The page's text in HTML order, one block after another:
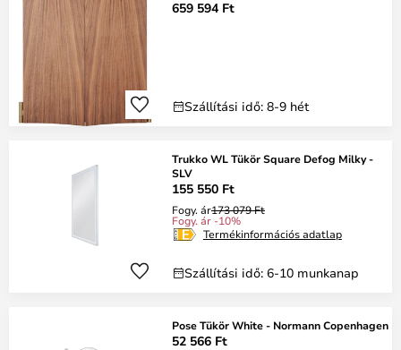
659 594 Ft
Szállítási idő: 8-9 hét
Trukko WL Tükör Square Defog Milky -
SLV
155 550 Ft
Fogy. ár173 079 Ft
Fogy. ár -10%
Termékinformációs adatlap
Szállítási idő: 6-10 munkanap
Pose Tükör White - Normann Copenhagen
52 566 Ft